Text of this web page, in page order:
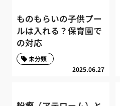
ものもらいの子供プー
ルは入れる？保育園で
の対応
2025.06.27
未分類